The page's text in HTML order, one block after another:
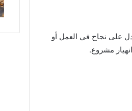
على نجاح في العمل أو
مشروع.